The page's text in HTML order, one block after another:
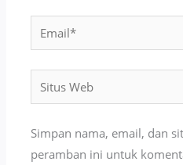
Email*
Web
Simpan nama, email, dan
peramban ini untuk